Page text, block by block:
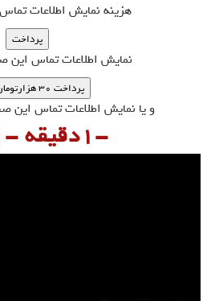
هزینه نمایش اطلاعات تماس : 90000
نمایش اطلاعات تماس این
پرداخت ۳۰ هزارتومان ماهانه
و یا نمایش اطلاعات تماس این
-1دقیقه -1ثانیه